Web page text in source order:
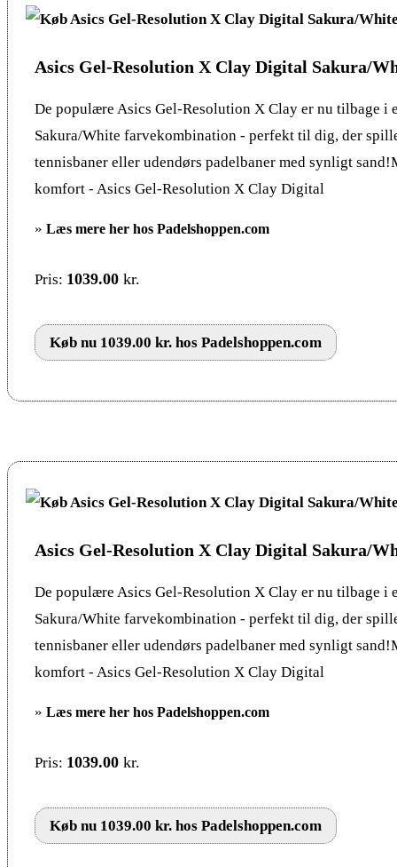
Asics Gel-Resolution X Clay Digital Sakura/
De populære Asics Gel-Resolution X Clay er nu tilbage i
Sakura/White farvekombination - perfekt til dig, der
tennisbaner eller udendørs padelbaner med synligt
komfort - Asics Gel-Resolution X Clay Digital
» Læs mere her hos Padelshoppen.com
Pris: 1039.00 kr.
Køb nu 1039.00 kr. hos Padelshoppen.com
Asics Gel-Resolution X Clay Digital Sakura/
De populære Asics Gel-Resolution X Clay er nu tilbage i
Sakura/White farvekombination - perfekt til dig, der
tennisbaner eller udendørs padelbaner med synligt
komfort - Asics Gel-Resolution X Clay Digital
» Læs mere her hos Padelshoppen.com
Pris: 1039.00 kr.
Køb nu 1039.00 kr. hos Padelshoppen.com